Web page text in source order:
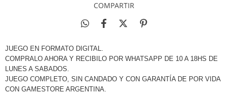
COMPARTIR
JUEGO EN FORMATO DIGITAL.
COMPRALO AHORA Y RECIBILO POR WHATSAPP DE 10 A 18HS DE
LUNES A SABADOS.
JUEGO COMPLETO, SIN CANDADO Y CON GARANTÍA DE POR VIDA
CON GAMESTORE ARGENTINA.